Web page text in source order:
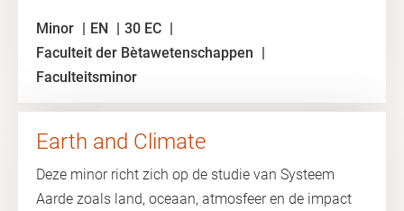
Minor EN
30 EC
Faculteit der Bètawetenschappen
Faculteitsminor
Earth and Climate
Deze minor richt zich op de studie van Systeem
Aarde zoals land, oceaan, atmosfeer en de impact